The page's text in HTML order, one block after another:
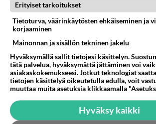
Erityiset tarkoitukset
Tietoturva, väärinkäytösten ehkäiseminen ja
korjaaminen
Mainonnan ja sisällön tekninen jakelu
Hyväksymällä sallit tietojesi käsittelyn.
tätä palvelua, hyväksymättä jättäminen voi
asiakaskokemukseesi. Jotkut teknologiat
tietojen käsittelyä oikeutetulla edulla, voit
muuttaa muita asetuksia klikkaamalla
Hyväksy kaikki